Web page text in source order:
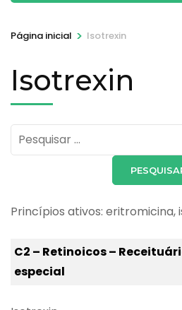
Página inicial > Isotrexin
Isotrexin
Pesquisar
por:
Princípios ativos: eritromicina,
C2 – Retinoicos –
especial